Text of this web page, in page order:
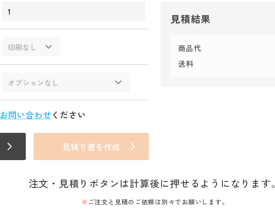
お問い合わせください
見積り書を作成
見積結果
商品代
送料
注文・見積りボタンは計算後に押せるようになります。
ご注文と見積のご依頼は別々でお願いします。